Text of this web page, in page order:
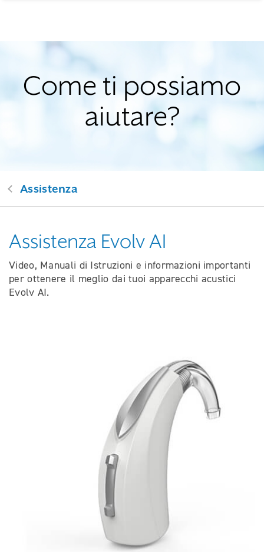
Come ti possiamo
aiutare?
Assistenza
Assistenza Evolv AI
Video, Manuali di Istruzioni e informazioni importanti
per ottenere il meglio dai tuoi apparecchi acustici
Evolv AI.